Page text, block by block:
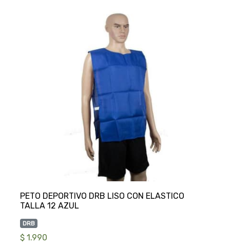
PETO DEPORTIVO DRB LISO CON ELASTICO
DRB
$ 1.990